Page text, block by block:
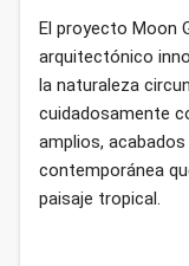
El proyecto Moon
arquitectónico
la naturaleza
cuidadosamente
amplios,
contemporánea
paisaje tropical.